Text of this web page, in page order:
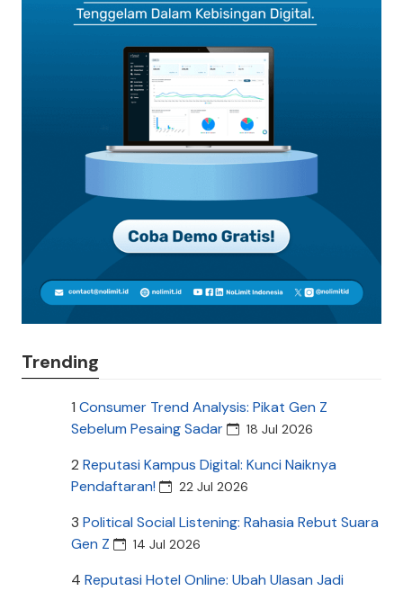
Trending
1 Consumer Trend Analysis: Pikat Gen Z
Sebelum Pesaing Sadar
18 Jul 2026
2 Reputasi Kampus Digital: Kunci Naiknya
Pendaftaran!
22 Jul 2026
3 Political Social Listening: Rahasia Rebut Suara
Gen Z
14 Jul 2026
4 Reputasi Hotel Online: Ubah Ulasan Jadi